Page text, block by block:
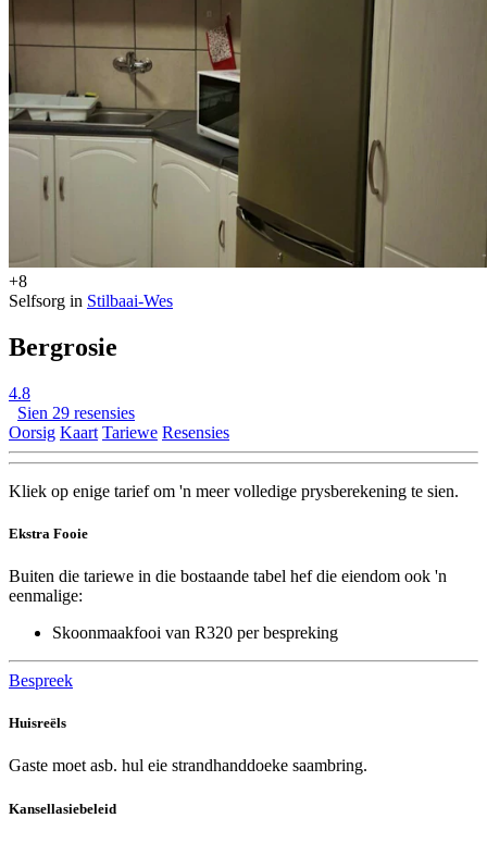
+8
Selfsorg in Stilbaai-Wes
Bergrosie
4.8
Sien 29 resensies
Oorsig Kaart Tariewe Resensies
Kliek op enige tarief om 'n meer volledige prysberekening te sien.
Ekstra Fooie
Buiten die tariewe in die bostaande tabel hef die eiendom ook 'n
eenmalige:
Skoonmaakfooi van R320 per bespreking
Bespreek
Huisreëls
Gaste moet asb. hul eie strandhanddoeke saambring.
Kansellasiebeleid